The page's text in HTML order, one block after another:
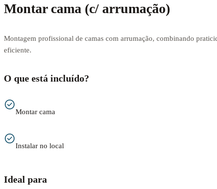
Montar cama (c/ arrumação)
Montagem profissional de camas com arrumação, combinando
eficiente.
O que está incluído?
Montar cama
Instalar no local
Ideal para